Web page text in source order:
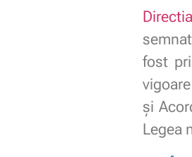
fost
și
Legea